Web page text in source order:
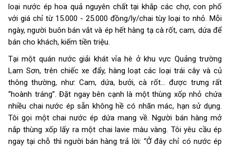
loại nước ép hoa quả nguyên chất tại khắp các chợ, con phố
với giá chỉ từ 15.000 - 25.000 đồng/ly/chai tùy loại to nhỏ. Mỗi
ngày, người buôn bán vắt và ép hết hàng tạ cà rốt, cam, dứa để
bán cho khách, kiếm tiền triệu.
Tại một quán nước giải khát vỉa hè ở khu vực Quảng trường
Lam Sơn, trên chiếc xe đẩy, hàng loạt các loại trái cây và củ
thông thường, như: Cam, dứa, bưởi, cà rốt... được trưng rất
“hoành tráng”. Đặt ngay bên cạnh là một thùng xốp nhỏ chứa
nhiều chai nước ép sẵn không hề có nhãn mác, hạn sử dụng.
Tôi gọi một chai nước ép dứa mang về. Người bán hàng mở
nắp thùng xốp lấy ra một chai lavie màu vàng. Tôi yêu cầu ép
ngay tại chỗ thì người bán hàng trả lời: “Ở đây chỉ có nước ép